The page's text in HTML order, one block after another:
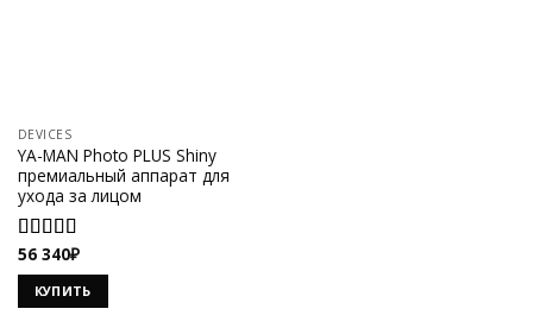
DEVICES
YA-MAN Photo PLUS Shiny
премиальный аппарат для
ухода за лицом
Оценка
5.00из 5
56 340₽
КУПИТЬ